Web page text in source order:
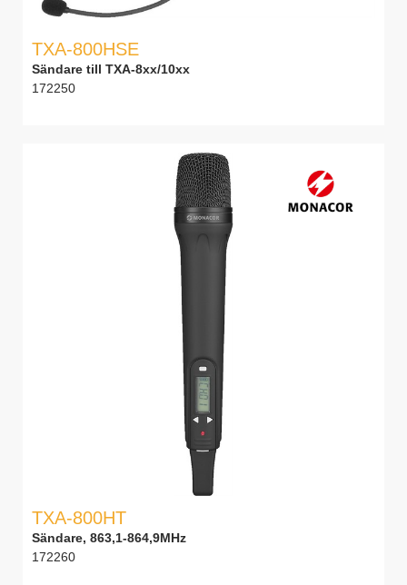
TXA-800HSE
Sändare till TXA-8xx/10xx
172250
TXA-800HT
Sändare, 863,1-864,9MHz
172260